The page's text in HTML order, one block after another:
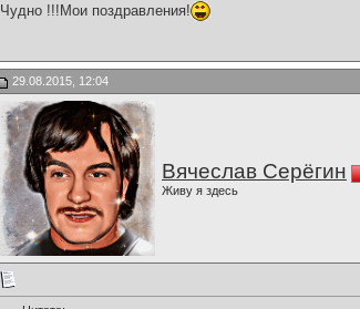
Чудно !!!Мои поздравления!
29.08.2015, 12:04
Вячеслав Серёгин
Живу я здесь